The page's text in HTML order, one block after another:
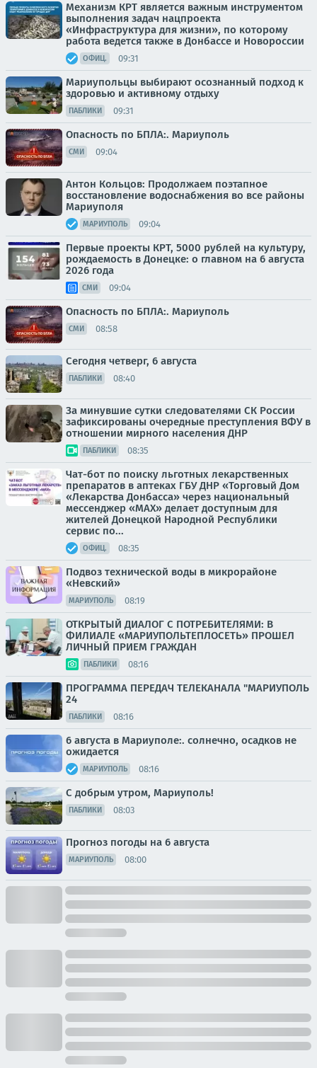
Механизм КРТ является важным инструментом
выполнения задач нацпроекта
«Инфраструктура для жизни», по которому
работа ведется также в Донбассе и Новороссии
ОФИЦ. 09:31
Мариупольцы выбирают осознанный подход к
здоровью и активному отдыху
ПАБЛИКИ 09:31
Опасность по БПЛА:. Мариуполь
СМИ 09:04
Антон Кольцов: Продолжаем поэтапное
восстановление водоснабжения во все районы
Мариуполя
МАРИУПОЛЬ 09:04
Первые проекты КРТ, 5000 рублей на культуру,
рождаемость в Донецке: о главном на 6 августа
2026 года
СМИ 09:04
Опасность по БПЛА:. Мариуполь
СМИ 08:58
Сегодня четверг, 6 августа
ПАБЛИКИ 08:40
За минувшие сутки следователями СК России
зафиксированы очередные преступления ВФУ в
отношении мирного населения ДНР
ПАБЛИКИ 08:35
Чат-бот по поиску льготных лекарственных
препаратов в аптеках ГБУ ДНР «Торговый Дом
«Лекарства Донбасса» через национальный
мессенджер «МАХ» делает доступным для
жителей Донецкой Народной Республики
сервис по...
ОФИЦ. 08:35
Подвоз технической воды в микрорайоне
«Невский»
МАРИУПОЛЬ 08:19
ОТКРЫТЫЙ ДИАЛОГ С ПОТРЕБИТЕЛЯМИ: В
ФИЛИАЛЕ «МАРИУПОЛЬТЕПЛОСЕТЬ» ПРОШЕЛ
ЛИЧНЫЙ ПРИЕМ ГРАЖДАН
ПАБЛИКИ 08:16
ПРОГРАММА ПЕРЕДАЧ ТЕЛЕКАНАЛА "МАРИУПОЛЬ
24
ПАБЛИКИ 08:16
6 августа в Мариуполе:. солнечно, осадков не
ожидается
МАРИУПОЛЬ 08:16
С добрым утром, Мариуполь!
ПАБЛИКИ 08:03
Прогноз погоды на 6 августа
МАРИУПОЛЬ 08:00